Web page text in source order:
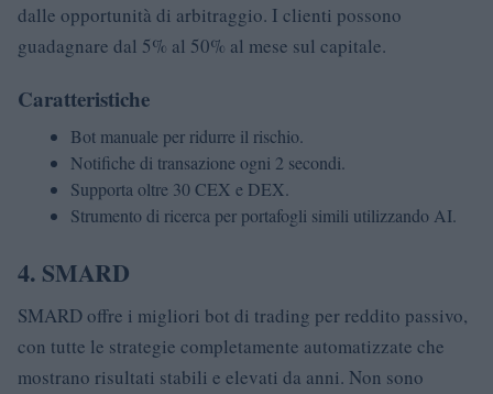
dalle opportunità di arbitraggio. I clienti possono
guadagnare dal 5% al 50% al mese sul capitale.
Caratteristiche
Bot manuale per ridurre il rischio.
Notifiche di transazione ogni 2 secondi.
Supporta oltre 30 CEX e DEX.
Strumento di ricerca per portafogli simili utilizzando AI.
4. SMARD
SMARD offre i migliori bot di trading per reddito passivo,
con tutte le strategie completamente automatizzate che
mostrano risultati stabili e elevati da anni. Non sono